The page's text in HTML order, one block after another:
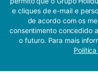
e cliques de e-mail e
de acordo com os
consentimento concedido
o futuro. Para mais